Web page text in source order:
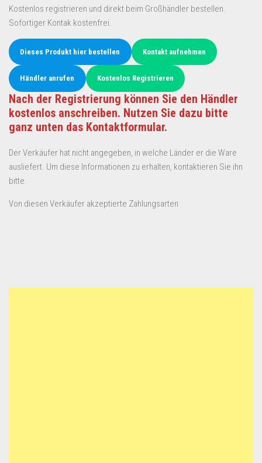
Kostenlos registrieren und direkt beim Großhändler bestellen.
Sofortiger Kontak kostenfrei.
Dieses Produkt hier bestellen Kontakt aufnehmen
Händler anrufen Kostenlos Registrieren
Nach der Registrierung können Sie den Händler
kostenlos anschreiben. Nutzen Sie dazu bitte
ganz unten das Kontaktformular.
Der Verkäufer hat nicht angegeben, in welche Länder er die Ware
ausliefert. Um diese Informationen zu erhalten, kontaktieren Sie ihn
bitte.
Von diesen Verkäufer akzeptierte Zahlungsarten